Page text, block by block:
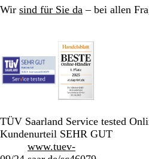
Wir sind für Sie da – bei allen
TÜV Saarland Service tested
Kundenurteil SEHR GUT
www.tuev-